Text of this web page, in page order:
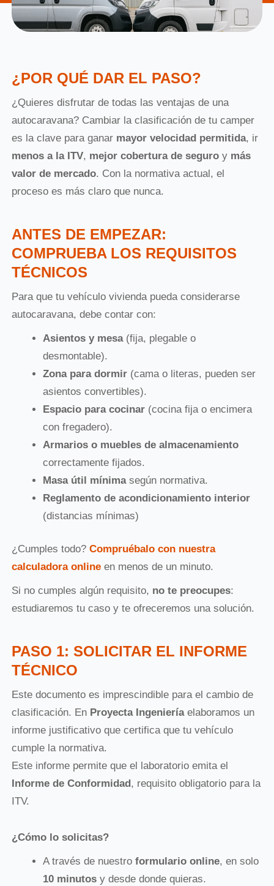
¿POR QUÉ DAR EL PASO?
¿Quieres disfrutar de todas las ventajas de una
autocaravana? Cambiar la clasificación de tu camper
es la clave para ganar mayor velocidad permitida, ir
menos a la ITV, mejor cobertura de seguro y más
valor de mercado. Con la normativa actual, el
proceso es más claro que nunca.
ANTES DE EMPEZAR:
COMPRUEBA LOS REQUISITOS
TÉCNICOS
Para que tu vehículo vivienda pueda considerarse
autocaravana, debe contar con:
Asientos y mesa(fija, plegable o
desmontable).
Zona para dormir (cama o literas, pueden ser
asientos convertibles).
Espacio para cocinar (cocina fija o encimera
con fregadero).
Armarios o muebles de almacenamiento
correctamente fijados.
Masa útil mínimasegún normativa.
Reglamento de acondicionamiento interior
(distancias mínimas)
¿Cumples todo?Compruébalo con nuestra
calculadora online en menos de un minuto.
Si no cumples algún requisito, no te preocupes:
estudiaremos tu caso y te ofreceremos una solución.
PASO 1: SOLICITAR EL INFORME
TÉCNICO
Este documento es imprescindible para el cambio de
clasificación. En Proyecta Ingenieríaelaboramos un
informe justificativo que certifica que tu vehículo
cumple la normativa.
Este informe permite que el laboratorio emita el
Informe de Conformidad , requisito obligatorio para la
ITV.
¿Cómo lo solicitas?
A través de nuestroformulario online, en solo
10 minutos y desde donde quieras.